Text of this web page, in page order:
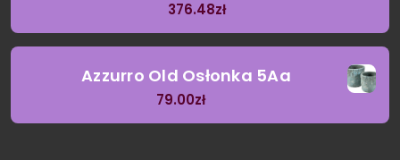
376.48zł
Azzurro Old Osłonka 5Aa
79.00zł